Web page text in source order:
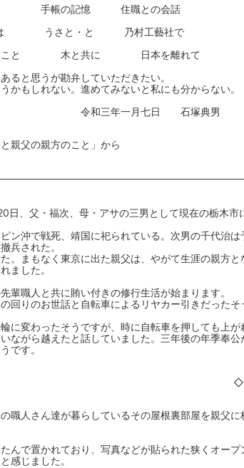
手帳の記憶 住職との会話
とは うさと・と 乃村工藝社で
こと 木と共に 日本を離れて
ると思うが勘弁していただきたい。
かもしれない。進めてみないと私にも分からない。
月七日 石塚典
親父の親方のこと」から
日、父・福次、母・アサの三男として現在の栃木市
ン沖で戦死、靖国に祀られている。次男の千代治は
兵された。
。まもなく東京に出た親父は、やがて生涯の親方と
ました。
輩職人と共に賄い付きの修行生活が始まります。
回りのお世話と自転車によるリヤカー引きだったそ
に変わったそうですが、時に自転車を押しても上
ながら越えたと話していました。三年後の年季奉公
です。
職人さん達が暮らしているその屋根裏部屋を親父
んで置かれており、写真などが貼られた狭くオープ
感じました。